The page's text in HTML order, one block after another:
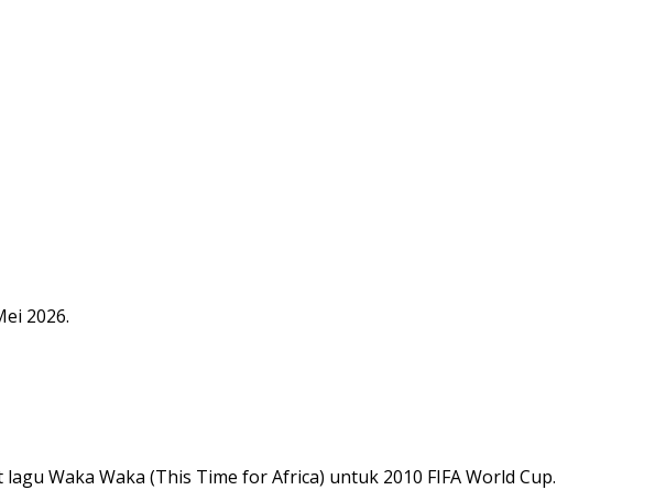
2026.
Waka Waka (This Time for Africa) untuk 2010 FIFA World Cup.